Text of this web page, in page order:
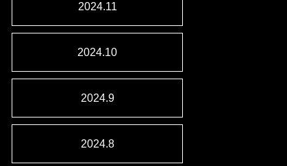
2024.11
2024.10
2024.9
2024.8